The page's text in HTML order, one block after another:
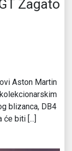
Zagato
Aston Martin
blizanca, DB4
će biti [...]